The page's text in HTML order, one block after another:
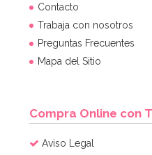
Contacto
Trabaja con nosotros
Preguntas Frecuentes
Mapa del Sitio
Compra Online con
Aviso Legal